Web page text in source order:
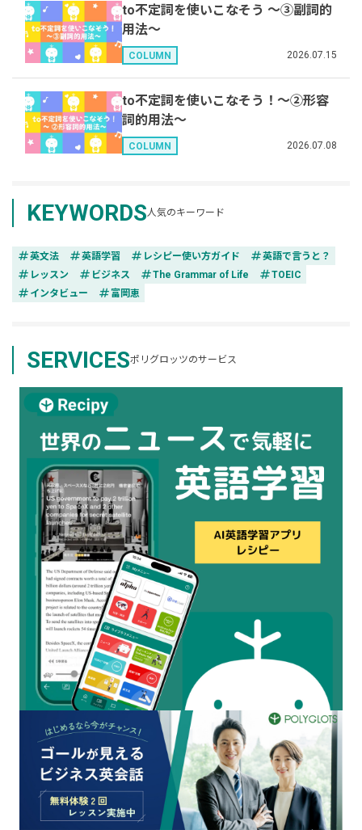
to不定詞を使いこなそう 〜③副詞的
用法〜
COLUMN 2026.07.15
to不定詞を使いこなそう！〜②形容
詞的用法〜
COLUMN 2026.07.08
KEYWORDS人気のキーワード
tag英文法 tag英語学習 tag レシピー使い方ガイド tag英語で言うと？
tag レッスン tag ビジネス tagThe Grammar of Life tagTOEIC
tag インタビュー tag富岡恵
SERVICESポリグロッツのサービス